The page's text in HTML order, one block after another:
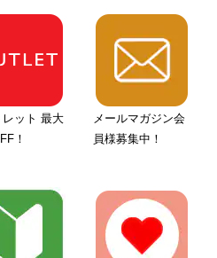
レット 最大
！
メールマガジン会
員様募集中！